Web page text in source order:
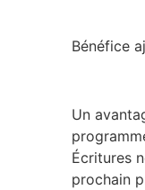
Bénéfice
Un
Écritures
prochain